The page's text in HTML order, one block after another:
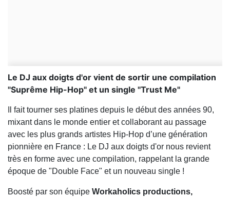
Le DJ aux doigts d'or vient de sortir une compilation
"Suprême Hip-Hop" et un single "Trust Me"
Il fait tourner ses platines depuis le début des années 90,
mixant dans le monde entier et collaborant au passage
avec les plus grands artistes Hip-Hop d’une génération
pionnière en France : Le DJ aux doigts d'or nous revient
très en forme avec une compilation, rappelant la grande
époque de "Double Face" et un nouveau single !
Boosté par son équipe Workaholics productions,